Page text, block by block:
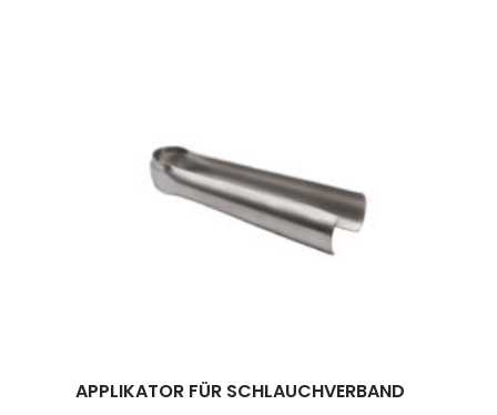
APPLIKATOR FÜR SCHLAUCHVERBAND